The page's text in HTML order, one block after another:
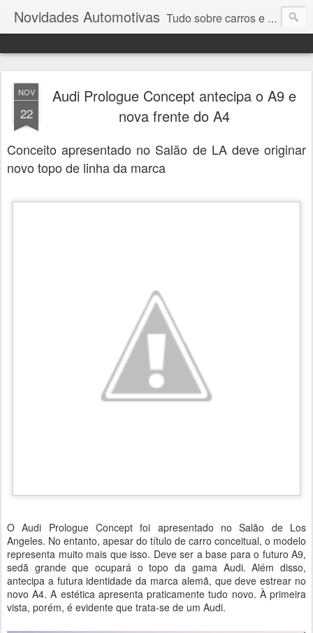
Novidades Automotivas Tudo sobre carros e motores
NOV
22
Audi Prologue Concept antecipa o A9 e
nova frente do A4
Conceito apresentado no Salão de LA deve originar
novo topo de linha da marca
O Audi Prologue Concept foi apresentado no Salão de Los
Angeles. No entanto, apesar do título de carro conceitual, o modelo
representa muito mais que isso. Deve ser a base para o futuro A9,
sedã grande que ocupará o topo da gama Audi. Além disso,
antecipa a futura identidade da marca alemã, que deve estrear no
novo A4. A estética apresenta praticamente tudo novo. À primeira
vista, porém, é evidente que trata-se de um Audi.